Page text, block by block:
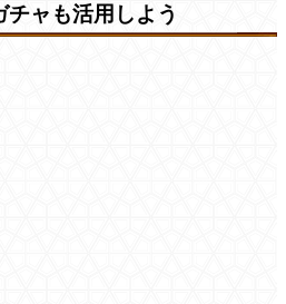
ャも活用しよう